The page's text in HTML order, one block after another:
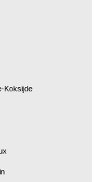
Koksijde